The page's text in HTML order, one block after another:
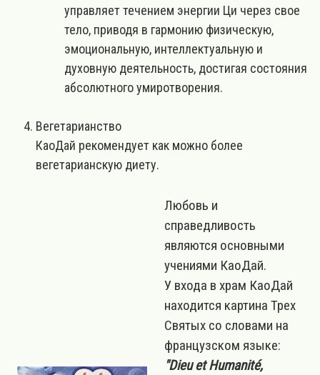
управляет течением энергии Ци через свое
тело, приводя в гармонию физическую,
эмоциональную, интеллектуальную и
духовную деятельность, достигая состояния
абсолютного умиротворения.
Вегетарианство
КаоДай рекомендует как можно более
вегетарианскую диету.
Любовь и
справедливость
являются основными
учениями КаоДай.
У входа в храм КаоДай
находится картина Трех
Святых со словами на
французском языке:
"Dieu et Humanité,